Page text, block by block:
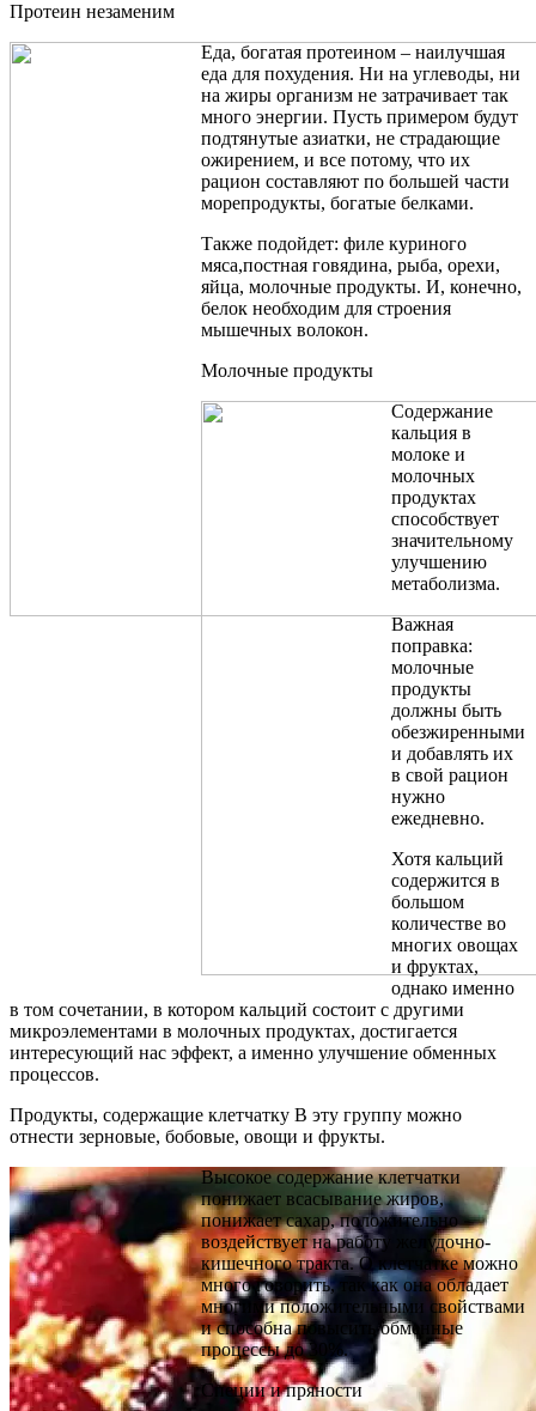
Протеин незаменим
Еда, богатая протеином – наилучшая
еда для похудения. Ни на углеводы, ни
на жиры организм не затрачивает так
много энергии. Пусть примером будут
подтянутые азиатки, не страдающие
ожирением, и все потому, что их
рацион составляют по большей части
морепродукты, богатые белками.
Также подойдет: филе куриного
мяса,постная говядина, рыба, орехи,
яйца, молочные продукты. И, конечно,
белок необходим для строения
мышечных волокон.
Молочные продукты
Содержание
кальция в
молоке и
молочных
продуктах
способствует
значительному
улучшению
метаболизма.
Важная
поправка:
молочные
продукты
должны быть
обезжиренными
и добавлять их
в свой рацион
нужно
ежедневно.
Хотя кальций
содержится в
большом
количестве во
многих овощах
и фруктах,
однако именно
в том сочетании, в котором кальций состоит с другими
микроэлементами в молочных продуктах, достигается
интересующий нас эффект, а именно улучшение обменных
процессов.
Продукты, содержащие клетчатку В эту группу можно
отнести зерновые, бобовые, овощи и фрукты.
Высокое содержание клетчатки
понижает всасывание жиров,
понижает сахар, положительно
воздействует на работу желудочно-
кишечного тракта. О клетчатке можно
много говорить, так как она обладает
многими положительными свойствами
и способна повысить обменные
процессы до 30%.
Специи и пряности